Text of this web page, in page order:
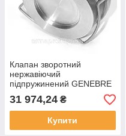
Клапан зворотний
нержавіючий
підпружинений GENEBRE
тип 2415 AISI316 Ду150
Ру25
31 974,24 ₴
Купити